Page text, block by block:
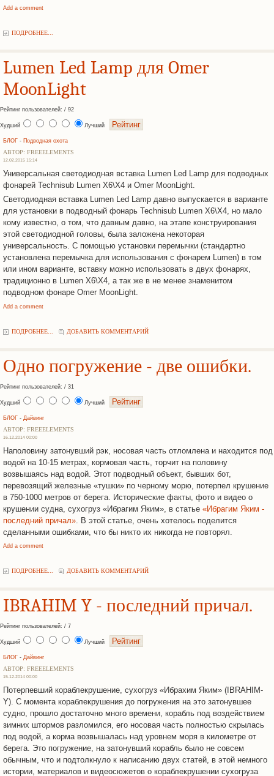
Add a comment
ПОДРОБНЕЕ...
Lumen Led Lamp для Omer
MoonLight
Рейтинг пользователей: / 92
Худший Лучший
БЛОГ - Подводная охота
АВТОР: FREEELEMENTS
12.02.2015 15:14
Универсальная светодиодная вставка Lumen Led Lamp для подводных
фонарей Technisub Lumen X6\X4 и Omer MoonLight.
Светодиодная вставка Lumen Led Lamp давно выпускается в варианте
для установки в подводный фонарь Technisub Lumen X6\X4, но мало
кому известно, о том, что давным давно, на этапе конструирования
этой светодиодной головы, была заложена некоторая
универсальность. С помощью установки перемычки (стандартно
установлена перемычка для использования с фонарем Lumen) в том
или ином варианте, вставку можно использовать в двух фонарях,
традиционно в Lumen X6\X4, а так же в не менее знаменитом
подводном фонаре Omer MoonLight.
Add a comment
ПОДРОБНЕЕ... ДОБАВИТЬ КОММЕНТАРИЙ
Одно погружение - две ошибки.
Рейтинг пользователей: / 31
Худший Лучший
БЛОГ - Дайвинг
АВТОР: FREEELEMENTS
16.12.2014 00:00
Наполовину затонувший рэк, носовая часть отломлена и находится под
водой на 10-15 метрах, кормовая часть, торчит на половину
возвышаясь над водой. Этот подводный объект, бывших бот,
перевозящий железные «тушки» по черному морю, потерпел крушение
в 750-1000 метров от берега. Исторические факты, фото и видео о
крушении судна, сухогруз «Ибрагим Яким», в статье «Ибрагим Яким -
последний причал» . В этой статье, очень хотелось поделится
сделанными ошибками, что бы никто их никогда не повторял.
Add a comment
ПОДРОБНЕЕ... ДОБАВИТЬ КОММЕНТАРИЙ
IBRAHIM Y - последний причал.
Рейтинг пользователей: / 7
Худший Лучший
БЛОГ - Дайвинг
АВТОР: FREEELEMENTS
15.12.2014 00:00
Потерпевший кораблекрушение, сухогруз «Ибрахим Яким» (IBRAHIM-
Y). С момента кораблекрушения до погружения на это затонувшее
судно, прошло достаточно много времени, корабль под воздействием
зимних штормов разломился, его носовая часть полностью скрылась
под водой, а корма возвышалась над уровнем моря в километре от
берега. Это погружение, на затонувший корабль было не совсем
обычным, что и подтолкнуло к написанию двух статей, в этой немного
истории, материалов и видеосюжетов о кораблекрушении сухогруза